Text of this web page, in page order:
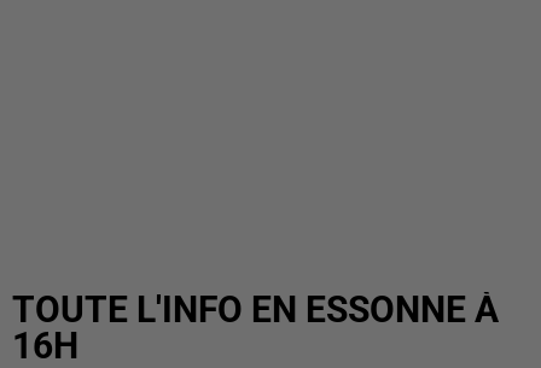
TOUTE L'INFO EN ESSONNE À
16H